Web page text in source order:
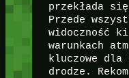
przekłada
Przede
widoczność
warunkach
kluczowe dla
drodze.